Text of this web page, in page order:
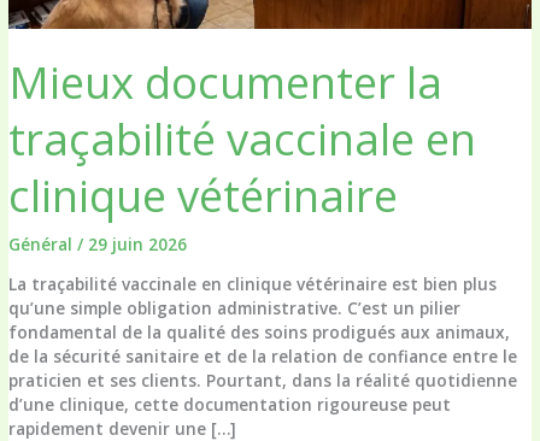
Mieux documenter la
traçabilité vaccinale en
clinique vétérinaire
Général / 29 juin 2026
La traçabilité vaccinale en clinique vétérinaire est bien plus
qu’une simple obligation administrative. C’est un pilier
fondamental de la qualité des soins prodigués aux animaux,
de la sécurité sanitaire et de la relation de confiance entre le
praticien et ses clients. Pourtant, dans la réalité quotidienne
d’une clinique, cette documentation rigoureuse peut
rapidement devenir une […]